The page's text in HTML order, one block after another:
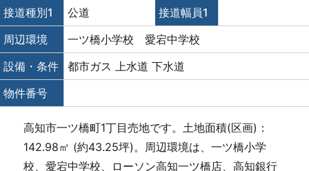
接道種別1
公道
接道幅員1
周辺環境
一ツ橋小学校 愛宕中学校
設備・条件
都市ガス 上水道 下水道
物件番号
高知市一ツ橋町1丁目売地です。土地面積(区画)：
142.98㎡ (約43.25坪)。周辺環境は、一ツ橋小学
校、愛宕中学校、ローソン高知一ツ橋店、高知銀行